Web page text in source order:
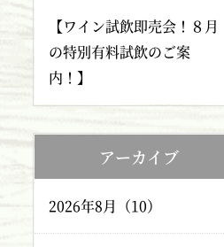
【ワイン試飲即売会！８月
の特別有料試飲のご案
内！】
アーカイブ
2026年8月（10）